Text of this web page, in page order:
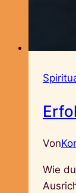
Von
Wie